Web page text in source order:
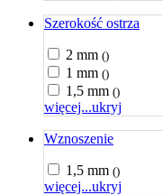
Szerokość ostrza
2 mm ()
1 mm ()
1,5 mm ()
więcej...ukryj
Wznoszenie
1,5 mm ()
więcej...ukryj